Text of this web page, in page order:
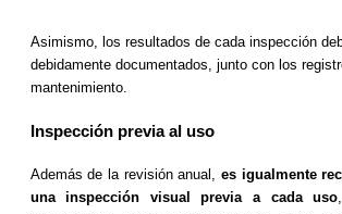
Asimismo, los resultados de cada inspección
debidamente documentados, junto con los
mantenimiento.
Inspección previa al uso
Además de la revisión anual,es igualmente
una inspección visual previa a cada uso